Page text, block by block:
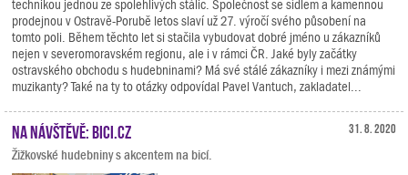
technikou jednou ze spolehlivých stálic. Společnost se sídlem a kamennou
prodejnou v Ostravě-Porubě letos slaví už 27. výročí svého působení na
tomto poli. Během těchto let si stačila vybudovat dobré jméno u zákazníků
nejen v severomoravském regionu, ale i v rámci ČR. Jaké byly začátky
ostravského obchodu s hudebninami? Má své stálé zákazníky i mezi známými
muzikanty? Také na ty to otázky odpovídal Pavel Vantuch, zakladatel...
31. 8. 2020
Na návštěvě: Bici.cz
Žižkovské hudebniny s akcentem na bicí.